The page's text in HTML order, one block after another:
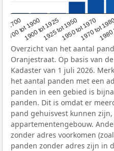
1700
1700 tot 1900
1900 tot 19251925 tot 19501950 tot 1970
1970 tot
Overzicht van het aantal
Oranjestraat. Op basis van
Kadaster van 1 juli 2026.
het aantal panden met een
panden in een gebied is
panden. Dit is omdat er
pand gehuisvest kunnen
appartementengebouw.
zonder adres voorkomen
panden zonder adres zijn in